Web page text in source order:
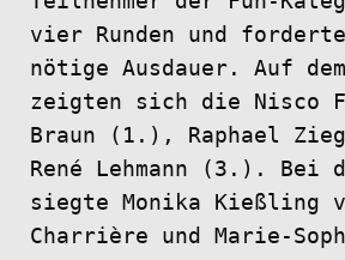
vier Runden und
nötige Ausdauer. Auf
zeigten sich die Nisco
Braun (1.), Raphael
René Lehmann (3.). Bei
siegte Monika Kießling
Charrière und Marie-